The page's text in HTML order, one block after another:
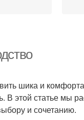
шика и
В этой статье мы
и сочетанию.